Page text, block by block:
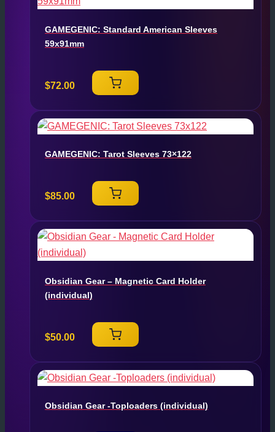
GAMEGENIC: Standard American Sleeves
59x91mm
$72.00
GAMEGENIC: Tarot Sleeves 73×122
$85.00
Obsidian Gear – Magnetic Card Holder
(individual)
$50.00
Obsidian Gear -Toploaders (individual)